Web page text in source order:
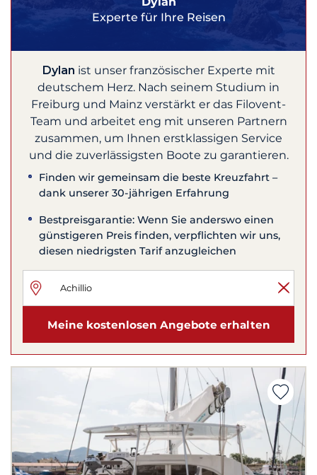
Experte für Ihre Reisen
Dylan ist unser französischer Experte mit
deutschem Herz. Nach seinem Studium in
Freiburg und Mainz verstärkt er das Filovent-
Team und arbeitet eng mit unseren Partnern
zusammen, um Ihnen erstklassigen Service
und die zuverlässigsten Boote zu garantieren.
Finden wir gemeinsam die beste Kreuzfahrt –
dank unserer 30-jährigen Erfahrung
Bestpreisgarantie: Wenn Sie anderswo einen
günstigeren Preis finden, verpflichten wir uns,
diesen niedrigsten Tarif anzugleichen
Meine kostenlosen Angebote erhalten